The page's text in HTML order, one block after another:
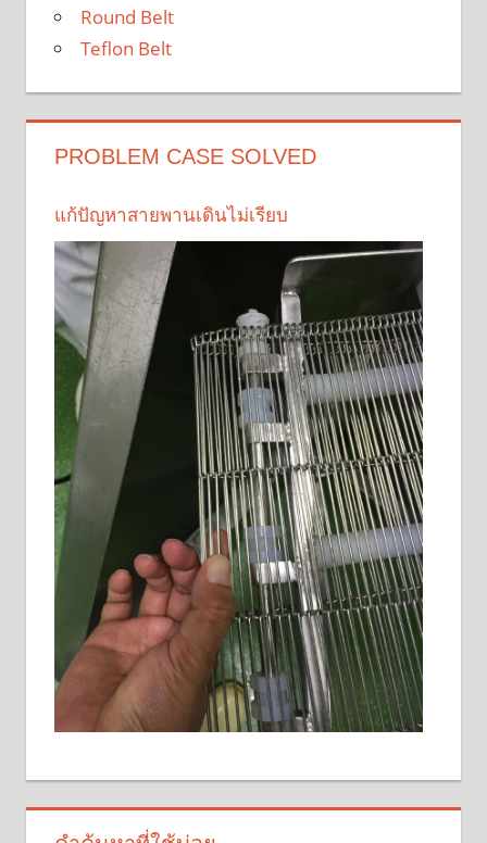
Round Belt
Teflon Belt
PROBLEM CASE SOLVED
แก้ปัญหาสายพานเดินไม่เรียบ